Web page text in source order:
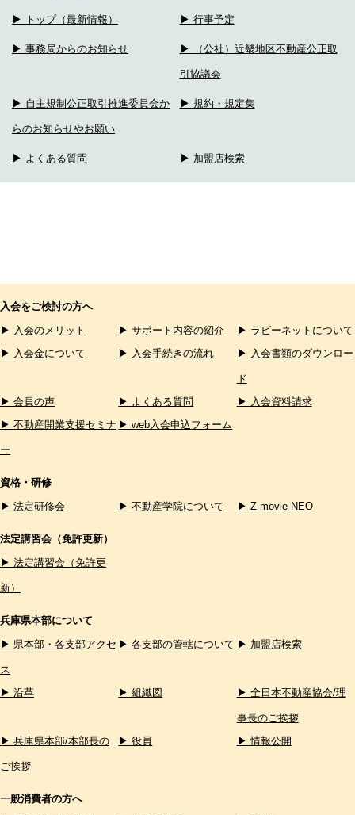
▶ トップ（最新情報） ▶ 行事予定
▶ 事務局からのお知らせ ▶ （公社）近畿地区不動産公正取
引協議会
▶ 自主規制公正取引推進委員会か
らのお知らせやお願い
▶ 規約・規定集
▶ よくある質問 ▶ 加盟店検索
入会をご検討の方へ
▶ 入会のメリット
▶ サポート内容の紹介
▶ ラビーネットについて
▶ 入会金について
▶ 入会手続きの流れ ▶ 入会書類のダウンロー
ド
▶ 会員の声
▶ よくある質問
▶ 入会資料請求
▶ 不動産開業支援セミナ
ー
▶ web入会申込フォーム
資格・研修
▶ 法定研修会
▶ 不動産学院について ▶ Z-movie NEO
法定講習会（免許更新）
▶ 法定講習会（免許更
新）
兵庫県本部について
▶ 県本部・各支部アクセ
ス
▶ 各支部の管轄について ▶ 加盟店検索
▶ 沿革 ▶ 組織図 ▶ 全日本不動産協会/理
事長のご挨拶
▶ 兵庫県本部/本部長の
ご挨拶
▶ 役員 ▶ 情報公開
一般消費者の方へ